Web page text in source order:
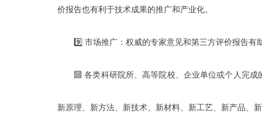
价报告也有利于技术成果的推广和产业化。
9️⃣ 市场推广：权威的专家意见和第三方评价报告
🔟 各类科研院所、高等院校、企业单位或个人完
新原理、新方法、新技术、新材料、新工艺、新产品、